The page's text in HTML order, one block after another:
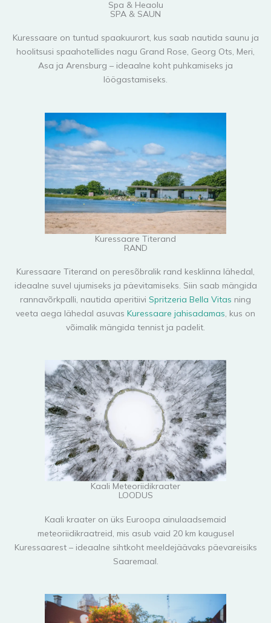
Spa & Heaolu
SPA & SAUN
Kuressaare on tuntud spaakuurort, kus saab nautida saunu ja
hoolitsusi spaahotellides nagu Grand Rose, Georg Ots, Meri,
Asa ja Arensburg – ideaalne koht puhkamiseks ja
löögastamiseks.
Kuressaare Titerand
RAND
Kuressaare Titerand on peresõbralik rand kesklinna lähedal,
ideaalne suvel ujumiseks ja päevitamiseks. Siin saab mängida
rannavõrkpalli, nautida aperitiivi Spritzeria Bella Vitas ning
veeta aega lähedal asuvas Kuressaare jahisadamas, kus on
võimalik mängida tennist ja padelit.
Kaali Meteoriidikraater
LOODUS
Kaali kraater on üks Euroopa ainulaadsemaid
meteoriidikraatreid, mis asub vaid 20 km kaugusel
Kuressaarest – ideaalne sihtkoht meeldejäävaks päevareisiks
Saaremaal.